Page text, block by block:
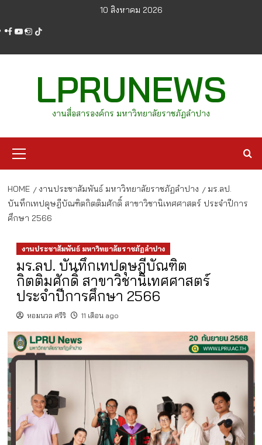
content
10 สิงหาคม 2026
facebook
youtube
instagram
tiktok
LPRUNEWS
งานสื่อสารองค์กร มหาวิทยาลัยราชภัฏลำปาง
Menu
HOME งานประชาสัมพันธ์ มหาวิทยาลัยราชภัฏลำปาง
มร.ลป.
บันทึกเทปดุษฎีบัณฑิตกิตติมศักดิ์ สาขาวิชานิเทศศาสตร์ ประจำปีการ
ศึกษา 2566
งานประชาสัมพันธ์ มหาวิทยาลัยราชภัฏลำปาง
มร.ลป. บันทึกเทปดุษฎีบัณฑิต
กิตติมศักดิ์ สาขาวิชานิเทศศาสตร์
ประจำปีการศึกษา 2566
หอมนวล ศรีริ 11 เดือน ago